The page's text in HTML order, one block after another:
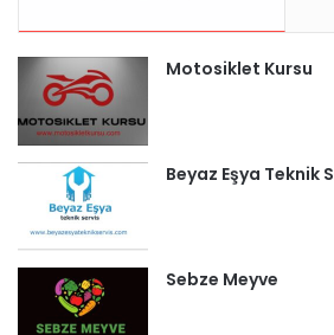
Motosiklet Kursu
Beyaz Eşya Teknik
Sebze Meyve